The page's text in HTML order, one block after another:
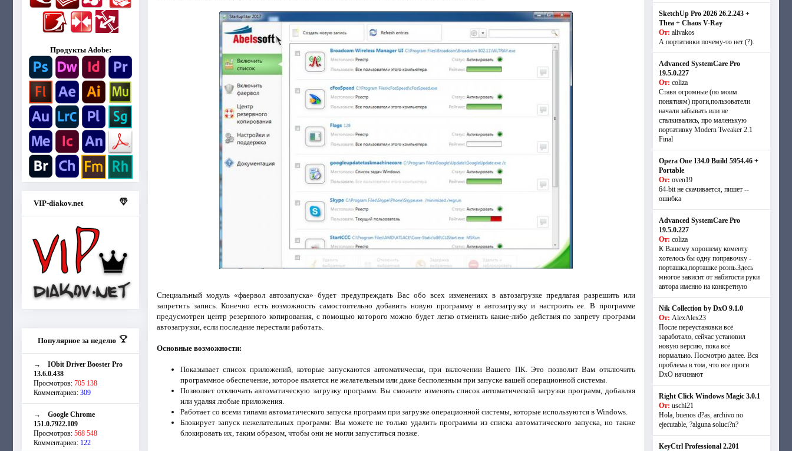
Продукты Adobe:
VIP-diakov.net
Популярное за неделю
→ IObit Driver Booster Pro
13.6.0.438
Просмотров: 705 138
Комментариев: 309
→ Google Chrome
151.0.7922.109
Просмотров: 568 548
Комментариев: 122
Специальный модуль «фаервол автозапуска» будет предупреждать Вас обо всех изменениях в автозагрузке предлагая разрешить или
запретить запись. Конечно есть возможность самостоятельно добавить новую программу в автозагрузку и настроить ее. В программе
предусмотрен центр резервного копирования, с помощью которого можно будет легко отменить какие-либо действия по запрету программ
автозагрузки, если последние перестали работать.
Основные возможности:
Показывает список приложений, которые запускаются автоматически, при включении Вашего ПК. Это позволит Вам отключить
программное обеспечение, которое является не желательным или даже бесполезным при запуске вашей операционной системы.
Позволяет отключать автоматическую загрузку программ. Вы сможете изменять список автоматической загрузки программ, добавляя
или удаляя любые приложения.
Работает со всеми типами автоматического запуска программ при загрузке операционной системы, которые используются в Windows.
Блокирует запуск нежелательных программ: Вы можете не только удалить программы из списка автоматического запуска, но также
блокировать их, таким образом, чтобы они не могли запуститься позже.
SketchUp Pro 2026 26.2.243 +
Thea + Chaos V-Ray
От: alivakos
А портативки почему-то нет (?).
Advanced SystemCare Pro
19.5.0.227
От: coliza
Ставя огромные (по моим
понятиям) проги,пользователи
начали забывать или не
сталкивались, про маленькую
портативку Modern Tweaker 2.1
Final
Opera One 134.0 Build 5954.46 +
Portable
От: oven19
64-bit не скачивается, пишет --
ошибка
Advanced SystemCare Pro
19.5.0.227
От: coliza
К Вашему хорошему коменту
хотелось бы одну поправочку -
порташка,порташке рознь.Здесь
многое зависит от набитости руки
автора именно на конкретную
Nik Collection by DxO 9.1.0
От: AlexAlex23
После переустановки всё
заработало, сейчас установил
новую версию, пока всё
нормально. Посмотрю далее. Вся
проблема в том, что все проги
DxO начинают
Right Click Windows Magic 3.0.1
От: uschi21
Hola, buenos d?as, archivo no
ejecutable, ?alguna soluci?n?
KeyCtrl Professional 2.201